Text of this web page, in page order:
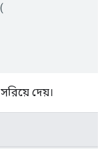
(
দেয়।